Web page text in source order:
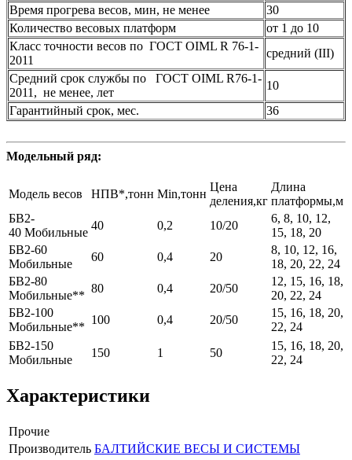
Время прогрева весов, мин, не менее
30
Количество весовых платформ
от 1 до 10
Класс точности весов по ГОСТ OIML R 76-1-
2011
средний (III)
Средний срок службы по ГОСТ OIML R76-1-
2011, не менее, лет
10
Гарантийный срок, мес.
36
Модельный ряд:
Модель весов НПВ*,тонн Min,тонн
Цена
деления,кг
Длина
платформы,м
БВ2-
40 Мобильные
40 0,2 10/20
6, 8, 10, 12,
15, 18, 20
БВ2-60
Мобильные
60 0,4 20
8, 10, 12, 16,
18, 20, 22, 24
БВ2-80
Мобильные**
80 0,4 20/50
12, 15, 16, 18,
20, 22, 24
БВ2-100
Мобильные**
100 0,4 20/50
15, 16, 18, 20,
22, 24
БВ2-150
Мобильные
150 1 50
15, 16, 18, 20,
22, 24
Характеристики
Прочие
Производитель БАЛТИЙСКИЕ ВЕСЫ И СИСТЕМЫ